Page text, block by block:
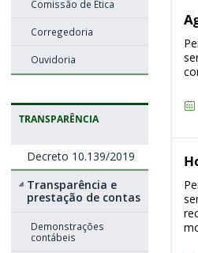
Comissão de Ética
Corregedoria
Ouvidoria
TRANSPARÊNCIA
Decreto 10.139/2019
Transparência e
prestação de contas
Demonstrações
contábeis